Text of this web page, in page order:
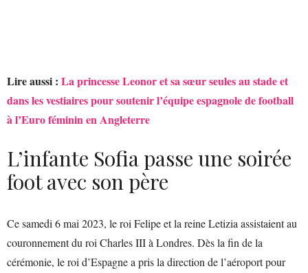
Lire aussi : La princesse Leonor et sa sœur seules au stade et
dans les vestiaires pour soutenir l’équipe espagnole de football
à l’Euro féminin en Angleterre
L’infante Sofia passe une soirée
foot avec son père
Ce samedi 6 mai 2023, le roi Felipe et la reine Letizia assistaient au
couronnement du roi Charles III à Londres. Dès la fin de la
cérémonie, le roi d’Espagne a pris la direction de l’aéroport pour